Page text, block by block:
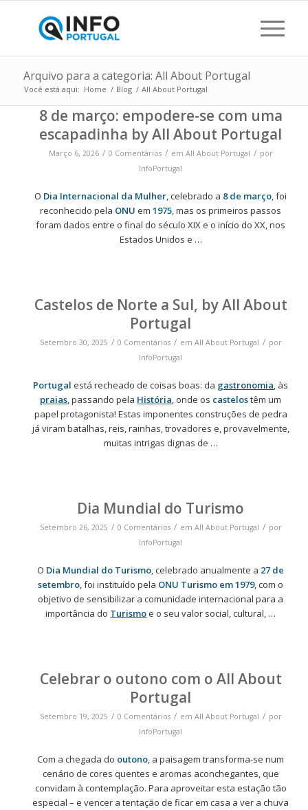
Arquivo para a categoria: All About Portugal
Você está aqui: Home / Blog / All About Portugal
8 de março: empodere-se com uma
escapadinha by All About Portugal
Março 6, 2026 / 0 Comentários / em All About Portugal / por
InfoPortugal
O Dia Internacional da Mulher, celebrado a 8 de março, foi
reconhecido pela ONU em1975, mas os primeiros passos
foram dados entre o final do século XIX e o início do XX, nos
Estados Unidos e …
Castelos de Norte a Sul, by All About
Portugal
Setembro 30, 2025 / 0 Comentários / em All About Portugal / por
InfoPortugal
Portugal está recheado de coisas boas: da gastronomia, às
praias, passando pela História, onde os castelostêm um
papel protagonista! Estas imponentes construções de pedra
já viram batalhas, reis, rainhas, trovadores e, provavelmente,
muitas intrigas dignas de …
Dia Mundial do Turismo
Setembro 26, 2025 / 0 Comentários / em All About Portugal / por
InfoPortugal
O Dia Mundial do Turismo, celebrado anualmente a 27 de
setembro, foi instituído pela ONU Turismo em 1979, com o
objetivo de sensibilizar a comunidade internacional para a
importância do Turismoe o seu valor social, cultural, …
Celebrar o outono com o All About
Portugal
Setembro 19, 2025 / 0 Comentários / em All About Portugal / por
InfoPortugal
Com a chegada do outono, a paisagem transforma-se num
cenário de cores quentes e aromas aconchegantes, que
convidam à contemplação. Para aproveitar esta estação tão
especial – e vencer a tentação de ficar em casa a ver a chuva